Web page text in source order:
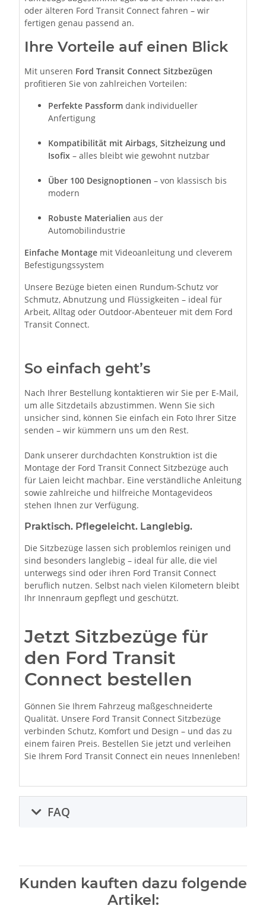
oder älteren Ford Transit Connect fahren – wir
fertigen genau passend an.
Ihre Vorteile auf einen Blick
Mit unseren Ford Transit Connect Sitzbezügen
profitieren Sie von zahlreichen Vorteilen:
Perfekte Passform dank individueller
Anfertigung
Kompatibilität mit Airbags, Sitzheizung und
Isofix – alles bleibt wie gewohnt nutzbar
Über 100 Designoptionen – von klassisch bis
modern
Robuste Materialien aus der
Automobilindustrie
Einfache Montage mit Videoanleitung und cleverem
Befestigungssystem
Unsere Bezüge bieten einen Rundum-Schutz vor
Schmutz, Abnutzung und Flüssigkeiten – ideal für
Arbeit, Alltag oder Outdoor-Abenteuer mit dem Ford
Transit Connect.
So einfach geht’s
Nach Ihrer Bestellung kontaktieren wir Sie per E-Mail,
um alle Sitzdetails abzustimmen. Wenn Sie sich
unsicher sind, können Sie einfach ein Foto Ihrer Sitze
senden – wir kümmern uns um den Rest.
Dank unserer durchdachten Konstruktion ist die
Montage der Ford Transit Connect Sitzbezüge auch
für Laien leicht machbar. Eine verständliche Anleitung
sowie zahlreiche und hilfreiche Montagevideos
stehen Ihnen zur Verfügung.
Praktisch. Pflegeleicht. Langlebig.
Die Sitzbezüge lassen sich problemlos reinigen und
sind besonders langlebig – ideal für alle, die viel
unterwegs sind oder ihren Ford Transit Connect
beruflich nutzen. Selbst nach vielen Kilometern bleibt
Ihr Innenraum gepflegt und geschützt.
Jetzt Sitzbezüge für
den Ford Transit
Connect bestellen
Gönnen Sie Ihrem Fahrzeug maßgeschneiderte
Qualität. Unsere Ford Transit Connect Sitzbezüge
verbinden Schutz, Komfort und Design – und das zu
einem fairen Preis. Bestellen Sie jetzt und verleihen
Sie Ihrem Ford Transit Connect ein neues Innenleben!
FAQ
Kunden kauften dazu folgende
Artikel: